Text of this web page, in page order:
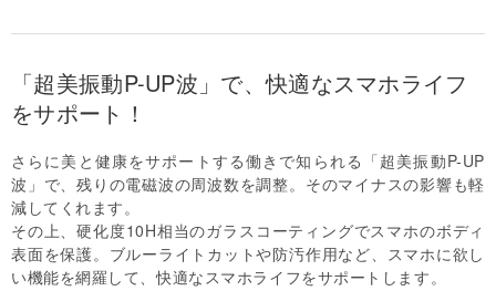
「超美振動P-UP波」で、快適なスマホライフ
をサポート！
さらに美と健康をサポートする働きで知られる「超美振動P-UP
波」で、残りの電磁波の周波数を調整。そのマイナスの影響も軽
減してくれます。
その上、硬化度10H相当のガラスコーティングでスマホのボディ
表面を保護。ブルーライトカットや防汚作用など、スマホに欲し
い機能を網羅して、快適なスマホライフをサポートします。